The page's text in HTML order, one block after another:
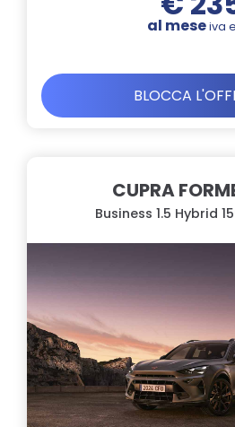
al meseiva
BLOCCA
CUPRA
Business 1.5 Hybrid